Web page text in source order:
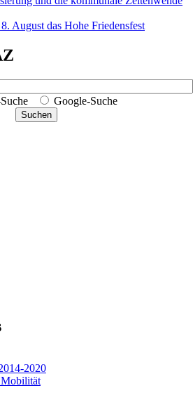
August das Hohe Friedensfest
Google-Suche
Suchen
2020
Mobilität